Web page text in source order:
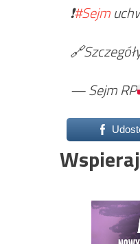
❗️#Sejm
— Sejm RP